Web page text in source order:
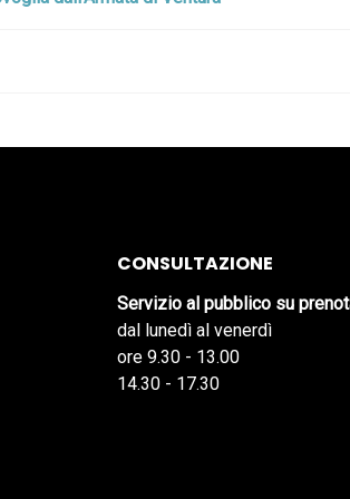
CONSULTAZIONE
Servizio al pubblico su
dal lunedì al venerdì
ore 9.30 - 13.00
14.30 - 17.30